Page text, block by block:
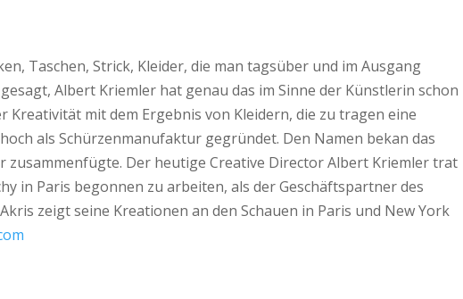
Taschen, Strick, Kleider, die man tagsüber und im Ausgang
Albert Kriemler hat genau das im Sinne der Künstlerin schon
Kreativität mit dem Ergebnis von Kleidern, die zu tragen eine
als Schürzenmanufaktur gegründet. Den Namen bekan das
zusammenfügte. Der heutige Creative Director Albert Kriemler trat
in Paris begonnen zu arbeiten, als der Geschäftspartner des
zeigt seine Kreationen an den Schauen in Paris und New York